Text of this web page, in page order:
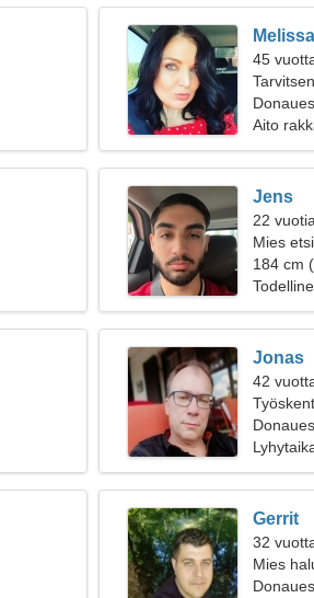
Melissa
45
Aito
Jens
22
Mies
184 cm
Jonas
42
naista
Gerrit
32
Mies